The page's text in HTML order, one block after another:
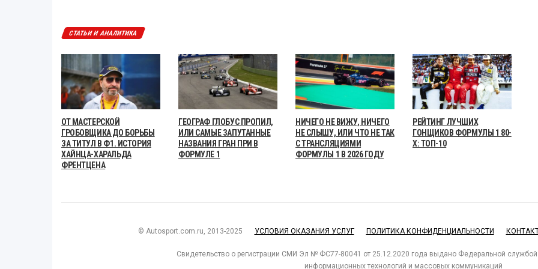
СТАТЬИ И АНАЛИТИКА
ОТ МАСТЕРСКОЙ
ГРОБОВЩИКА ДО БОРЬБЫ
ЗА ТИТУЛ В Ф1. ИСТОРИЯ
ХАЙНЦА-ХАРАЛЬДА
ФРЕНТЦЕНА
ГЕОГРАФ ГЛОБУС ПРОПИЛ,
ИЛИ САМЫЕ ЗАПУТАННЫЕ
НАЗВАНИЯ ГРАН ПРИ В
ФОРМУЛЕ 1
НИЧЕГО НЕ ВИЖУ, НИЧЕГО
НЕ СЛЫШУ, ИЛИ ЧТО НЕ ТАК
С ТРАНСЛЯЦИЯМИ
ФОРМУЛЫ 1 В 2026 ГОДУ
РЕЙТИНГ ЛУЧШИХ
ГОНЩИКОВ ФОРМУЛЫ 1 80-
Х: ТОП-10
© Autosport.com.ru, 2013-2025 УСЛОВИЯ ОКАЗАНИЯ УСЛУГ ПОЛИТИКА КОНФИДЕНЦИАЛЬНОСТИ
Свидетельство о регистрации СМИ Эл № ФС77-80041 от 25.12.2020 года выдано Федеральной службой
информационных технологий и массовых коммуникаций